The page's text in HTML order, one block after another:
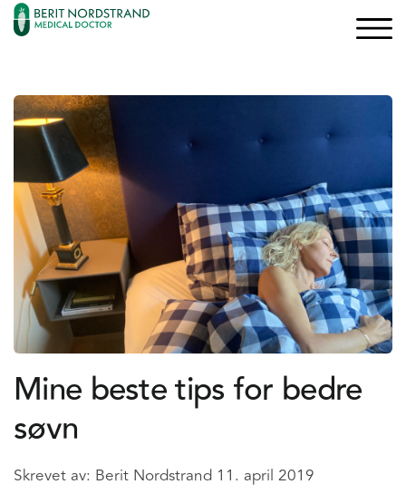
Søk ×
Oppskrifter
Artikler
Kurs og Foredrag
Bøker
×
Mine beste tips for bedre
søvn
Skrevet av: Berit Nordstrand 11. april 2019